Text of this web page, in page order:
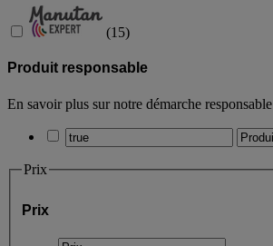
(15)
Produit responsable
En savoir plus sur notre démarche responsable
Prix
Prix